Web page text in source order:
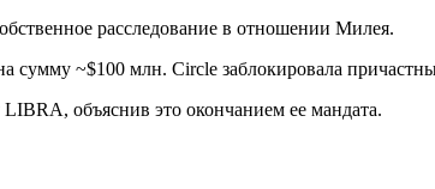
расследование в отношении Милея.
сумму ~$100 млн. Circle заблокировала
объяснив это окончанием ее мандата.